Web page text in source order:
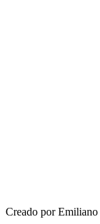
Creado por Emiliano